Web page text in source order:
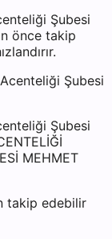
Şubesi
önce takip
Şubesi
Şubesi
MEHMET
takip edebilir